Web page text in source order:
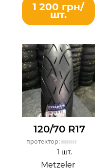
1 200 грн/
шт.
120/70 R17
протектор:
Metzeler
1 шт.